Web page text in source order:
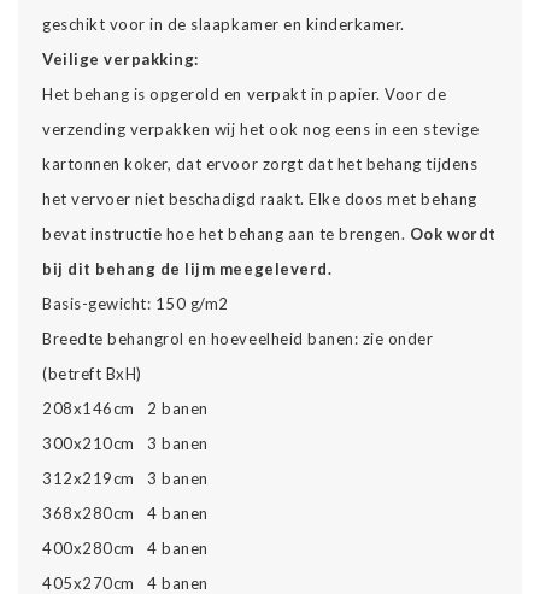
geschikt voor in de slaapkamer en kinderkamer.
Veilige verpakking:
Het behang is opgerold en verpakt in papier. Voor de
verzending verpakken wij het ook nog eens in een stevige
kartonnen koker, dat ervoor zorgt dat het behang tijdens
het vervoer niet beschadigd raakt. Elke doos met behang
bevat instructie hoe het behang aan te brengen. Ook wordt
bij dit behang de lijm meegeleverd.
Basis-gewicht: 150 g/m2
Breedte behangrol en hoeveelheid banen: zie onder
(betreft BxH)
208x146cm 2 banen
300x210cm 3 banen
312x219cm 3 banen
368x280cm 4 banen
400x280cm 4 banen
405x270cm 4 banen